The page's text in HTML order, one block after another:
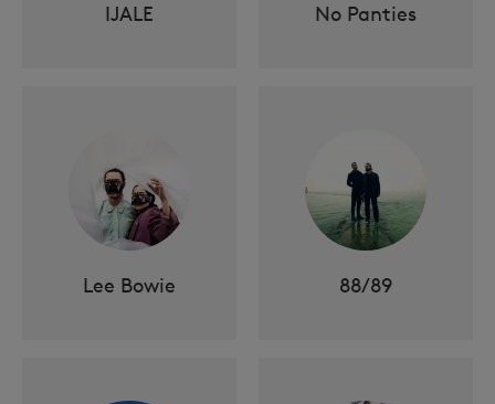
IJALE No Panties
Lee Bowie 88/89